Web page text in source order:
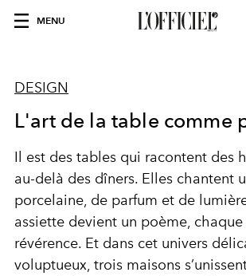
MENU
DESIGN
L'art de la table comme
Il est des tables qui racontent des
au-delà des dîners. Elles chantent
porcelaine, de parfum et de
assiette devient un poème,
révérence. Et dans cet univers
voluptueux, trois maisons